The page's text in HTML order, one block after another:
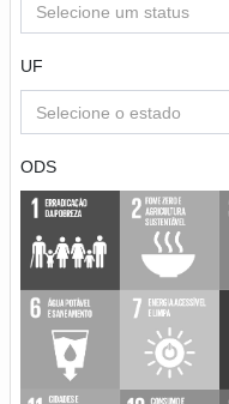
Selecione um status
UF
Selecione o estado
ODS